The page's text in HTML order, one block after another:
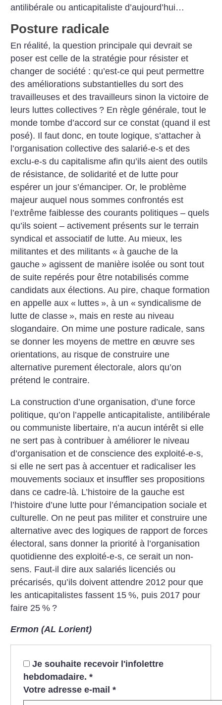
antilibérale ou anticapitaliste d’aujourd’hui…
Posture radicale
En réalité, la question principale qui devrait se
poser est celle de la stratégie pour résister et
changer de société : qu’est-ce qui peut permettre
des améliorations substantielles du sort des
travailleuses et des travailleurs sinon la victoire de
leurs luttes collectives ? En règle générale, tout le
monde tombe d’accord sur ce constat (quand il est
posé). Il faut donc, en toute logique, s’attacher à
l’organisation collective des salarié-e-s et des
exclu-e-s du capitalisme afin qu’ils aient des outils
de résistance, de solidarité et de lutte pour
espérer un jour s’émanciper. Or, le problème
majeur auquel nous sommes confrontés est
l’extrême faiblesse des courants politiques – quels
qu’ils soient – activement présents sur le terrain
syndical et associatif de lutte. Au mieux, les
militantes et des militants « à gauche de la
gauche » agissent de manière isolée ou sont tout
de suite repérés pour être notabilisés comme
candidats aux élections. Au pire, chaque formation
en appelle aux « luttes », à un « syndicalisme de
lutte de classe », mais en reste au niveau
slogandaire. On mime une posture radicale, sans
se donner les moyens de mettre en œuvre ses
orientations, au risque de construire une
alternative purement électorale, alors qu’on
prétend le contraire.
La construction d’une organisation, d’une force
politique, qu’on l’appelle anticapitaliste, antilibérale
ou communiste libertaire, n’a aucun intérêt si elle
ne sert pas à contribuer à améliorer le niveau
d’organisation et de conscience des exploité-e-s,
si elle ne sert pas à accentuer et radicaliser les
mouvements sociaux et insuffler ses propositions
dans ce cadre-là. L’histoire de la gauche est
l’histoire d’une lutte pour l’émancipation sociale et
culturelle. On ne peut pas militer et construire une
alternative avec des logiques de rapport de forces
électoral, sans donner la priorité à l’organisation
quotidienne des exploité-e-s, ce serait un non-
sens. Faut-il dire aux salariés licenciés ou
précarisés, qu’ils doivent attendre 2012 pour que
les anticapitalistes fassent 15 %, puis 2017 pour
faire 25 % ?
Ermon (AL Lorient)
Je souhaite recevoir l'infolettre
hebdomadaire. *
Votre adresse e-mail *